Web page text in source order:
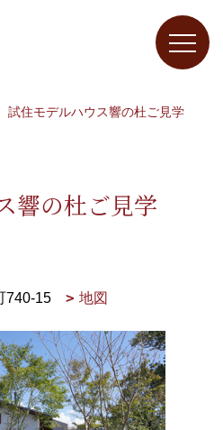
試住モデルハウス響の杜ご見学
響の杜ご見学
740-15 地図